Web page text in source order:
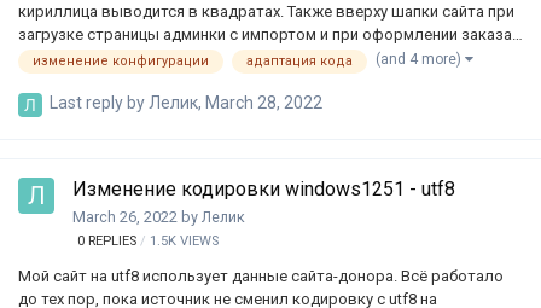
кириллица выводится в квадратах. Также вверху шапки сайта при
загрузке страницы админки с импортом и при оформлении заказа
(на другой линии) [Unknown: mysql_connect(): The mysql extension is
in /home/p10824/xn--80agbgp3aafdnsm0c.xn--
из utf-8/latin1 в windows-1251 $…
Last reply by Лелик, March 28, 2022
изменение конфигурации адаптация кода (and 4 more)
Изменение кодировки windows1251 - utf8
March 26, 2022 by Лелик
0 REPLIES 1.5K VIEWS
Мой сайт на utf8 использует данные сайта-донора. Всё работало
до тех пор, пока источник не сменил кодировку с utf8 на